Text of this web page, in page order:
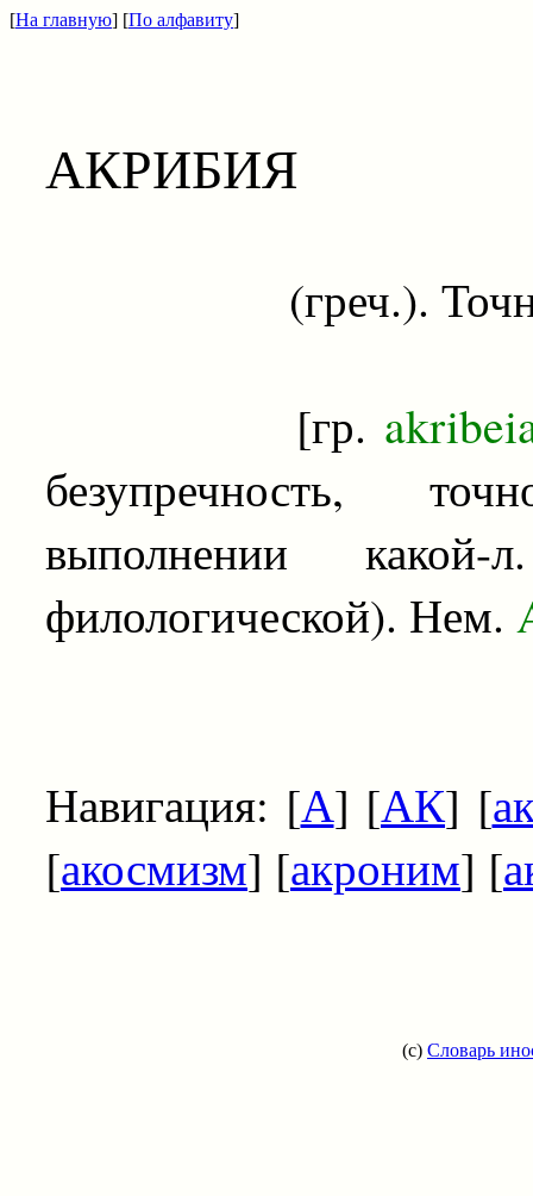
[На главную] [По алфавиту]
АКРИБИЯ
(греч.).
[гр.
безупречность,
выполнении
филологической). Нем.
Навигация: [А] [АК] [
[акосмизм] [акроним] [
(c) Словарь